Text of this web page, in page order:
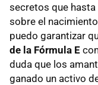
secretos que
sobre el
puedo garantizar
de la Fórmula E
duda que los
ganado un activo